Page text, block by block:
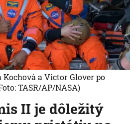
II je dôležitý
a Victor Glover po
TASR/AP/NASA)